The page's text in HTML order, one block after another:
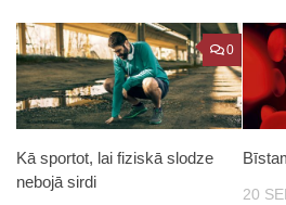
0
Kā sportot, lai fiziskā slodze
nebojā sirdi
20